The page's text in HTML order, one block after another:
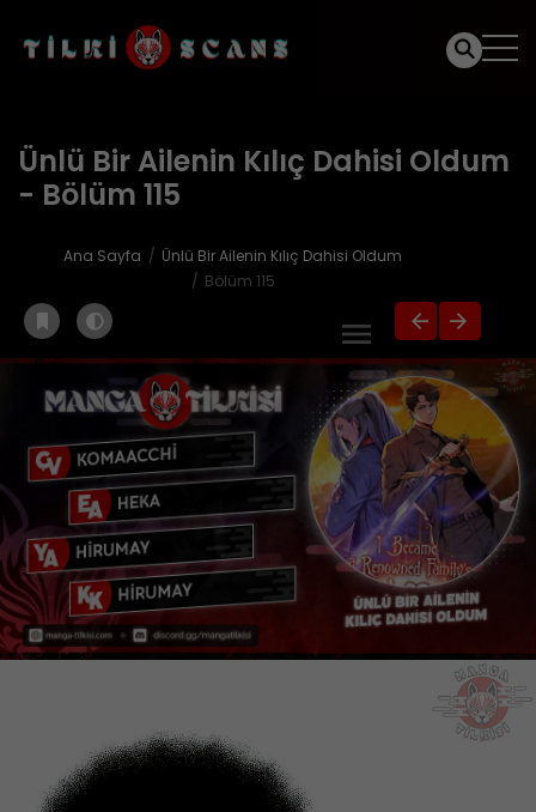
Ünlü Bir Ailenin Kılıç Dahisi Oldum
- Bölüm 115
Ana Sayfa
Ünlü Bir Ailenin Kılıç Dahisi Oldum
Bölüm 115